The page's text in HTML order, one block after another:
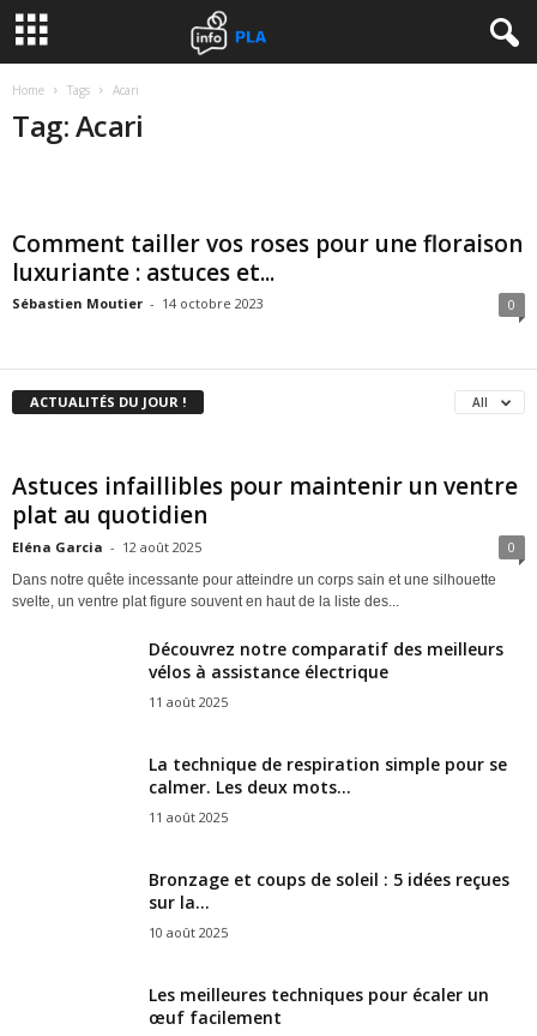
Home Tags Acari
Tag: Acari
Comment tailler vos roses pour une floraison
luxuriante : astuces et...
Sébastien Moutier - 14 octobre 2023 0
ACTUALITÉS DU JOUR ! All
Astuces infaillibles pour maintenir un ventre
plat au quotidien
Eléna Garcia - 12 août 2025 0
Dans notre quête incessante pour atteindre un corps sain et une silhouette
svelte, un ventre plat figure souvent en haut de la liste des...
Découvrez notre comparatif des meilleurs
vélos à assistance électrique
11 août 2025
La technique de respiration simple pour se
calmer. Les deux mots...
11 août 2025
Bronzage et coups de soleil : 5 idées reçues
sur la...
10 août 2025
Les meilleures techniques pour écaler un
œuf facilement